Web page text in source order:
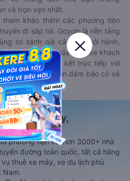
và trọn vẹn nhất.
khảo thêm các phương tiện
đi sắp tới. Goyolo là nền tảng
so sánh giá cả, giờ khởi hành,
phương tiện máy bay, xe khách
Goyolo được liên kết trực tiếp với
và tàu hoả, luôn đảm bảo có vé
Máy bay,
phương tiện với hơn 3000+ nhà
đường toàn quốc, tất cả hãng
thuê xe máy, xe du lịch phủ
Nam.